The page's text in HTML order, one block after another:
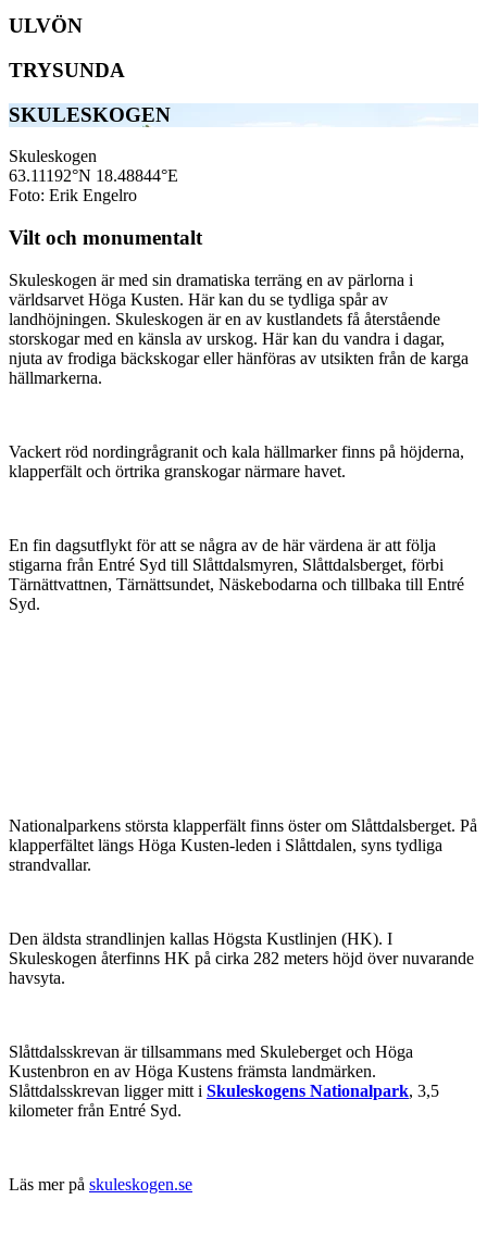
ULVÖN
TRYSUNDA
SKULESKOGEN
Skuleskogen
63.11192°N 18.48844°E
Foto: Erik Engelro
Vilt och monumentalt
Skuleskogen är med sin dramatiska terräng en av pärlorna i
världsarvet Höga Kusten. Här kan du se tydliga spår av
landhöjningen. Skuleskogen är en av kustlandets få återstående
storskogar med en känsla av urskog. Här kan du vandra i dagar,
njuta av frodiga bäckskogar eller hänföras av utsikten från de karga
hällmarkerna.
Vackert röd nordingrågranit och kala hällmarker finns på höjderna,
klapperfält och örtrika granskogar närmare havet.
En fin dagsutflykt för att se några av de här värdena är att följa
stigarna från Entré Syd till Slåttdalsmyren, Slåttdalsberget, förbi
Tärnättvattnen, Tärnättsundet, Näskebodarna och tillbaka till Entré
Syd.
Nationalparkens största klapperfält finns öster om Slåttdalsberget. På
klapperfältet längs Höga Kusten-leden i Slåttdalen, syns tydliga
strandvallar.
Den äldsta strandlinjen kallas Högsta Kustlinjen (HK). I
Skuleskogen återfinns HK på cirka 282 meters höjd över nuvarande
havsyta.
Slåttdalsskrevan är tillsammans med Skuleberget och Höga
Kustenbron en av Höga Kustens främsta landmärken.
Slåttdalsskrevan ligger mitt i Skuleskogens Nationalpark, 3,5
kilometer från Entré Syd.
Läs mer på skuleskogen.se